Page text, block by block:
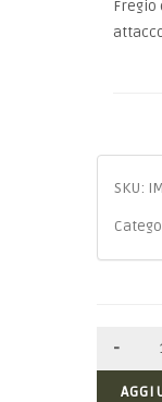
Fregio
SKU: